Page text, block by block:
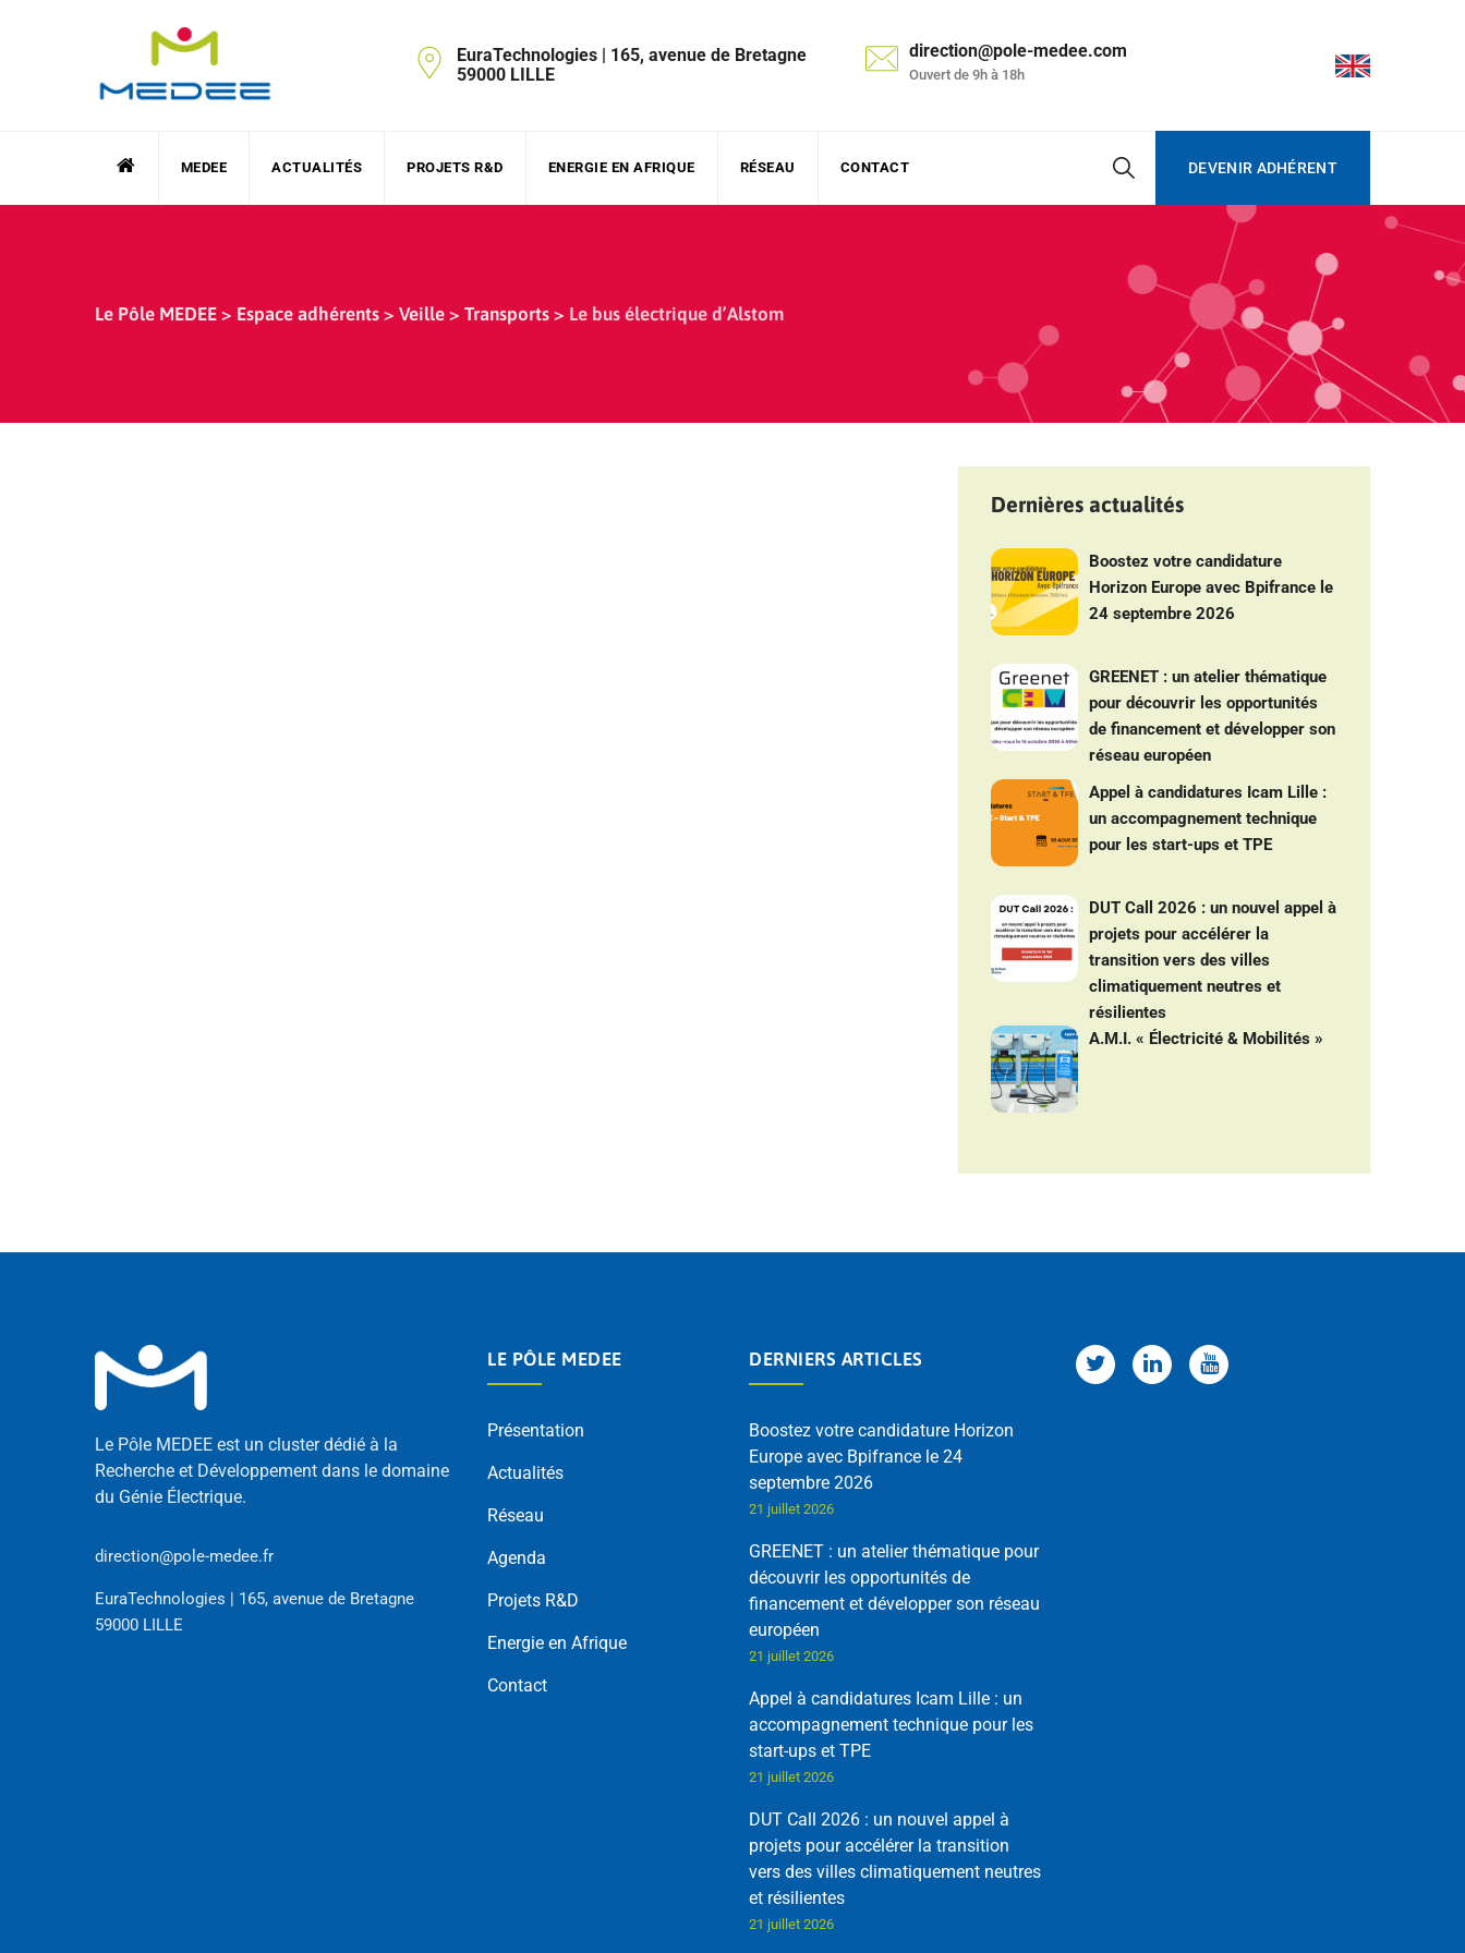
EuraTechnologies | 165, avenue de Bretagne
59000 LILLE
direction@pole-medee.com
Ouvert de 9h à 18h
MEDEE ACTUALITÉS PROJETS R&D ENERGIE EN AFRIQUE RÉSEAU CONTACT DEVENIR ADHÉRENT
Le Pôle MEDEE > Espace adhérents > Veille > Transports > Le bus électrique d’Alstom
Dernières actualités
Boostez votre candidature
Horizon Europe avec Bpifrance le
24 septembre 2026
GREENET : un atelier thématique
pour découvrir les opportunités
de financement et développer son
réseau européen
Appel à candidatures Icam Lille :
un accompagnement technique
pour les start-ups et TPE
DUT Call 2026 : un nouvel appel à
projets pour accélérer la
transition vers des villes
climatiquement neutres et
résilientes
A.M.I. « Électricité & Mobilités »
Le Pôle MEDEE est un cluster dédié à la
Recherche et Développement dans le domaine
du Génie Électrique.
direction@pole-medee.fr
EuraTechnologies | 165, avenue de Bretagne
59000 LILLE
LE PÔLE MEDEE
Présentation
Actualités
Réseau
Agenda
Projets R&D
Energie en Afrique
Contact
DERNIERS ARTICLES
Boostez votre candidature Horizon
Europe avec Bpifrance le 24
septembre 2026
21 juillet 2026
GREENET : un atelier thématique pour
découvrir les opportunités de
financement et développer son réseau
européen
21 juillet 2026
Appel à candidatures Icam Lille : un
accompagnement technique pour les
start-ups et TPE
21 juillet 2026
DUT Call 2026 : un nouvel appel à
projets pour accélérer la transition
vers des villes climatiquement neutres
et résilientes
21 juillet 2026